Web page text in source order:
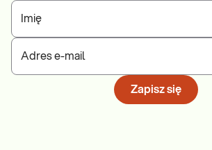
Imię
Adres e-mail
Zapisz się